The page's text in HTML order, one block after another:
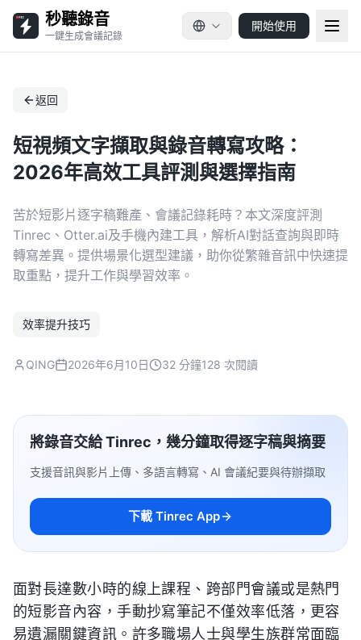
秒聽錄音
一鍵生成會議記錄
開始使用
返回
短視頻文字擷取與錄音轉寫攻略：
2026年高效工具評測與選擇指南
苦於短影片逐字稿難產、會議記錄耗時？本文深度評測
Tinrec、Otter.ai及手機內建工具，解析AI對話查詢與即時
轉寫差異。提供場景化選型建議，助你從繁雜音訊中快速提
取重點，提升工作與學習效率。
效率提升技巧
QING 2026年6月10日 32 分鐘128 次閱讀
將錄音交給 Tinrec，幾分鐘取得逐字稿與摘要
支援音訊與影片上傳、多語言轉寫、AI 會議紀要與待辦擷取
下載 Tinrec App
面對長達數小時的線上課程、跨部門會議或是熱門
的短影音內容，手動抄寫筆記不僅效率低落，更容
易遺漏關鍵資訊。許多職場人士與學生族群常面臨